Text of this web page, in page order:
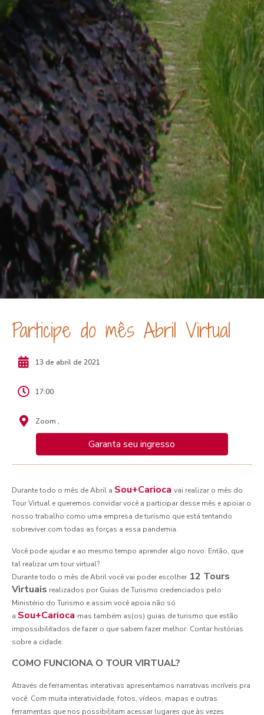
Participe do mês Abril Virtual
13 de abril de 2021
17:00
Zoom ,
Garanta seu ingresso
Durante todo o mês de Abril a Sou+Carioca vai realizar o mês do
Tour Virtual e queremos convidar você a participar desse mês e apoiar o
nosso trabalho como uma empresa de turismo que está tentando
sobreviver com todas as forças a essa pandemia.
Você pode ajudar e ao mesmo tempo aprender algo novo. Então, que
tal realizar um tour virtual?
Durante todo o mês de Abril você vai poder escolher 12 Tours
Virtuais realizados por Guias de Turismo credenciados pelo
Ministério do Turismo e assim você apoia não só
a Sou+Carioca mas também as(os) guias de turismo que estão
impossibilitados de fazer o que sabem fazer melhor: Contar histórias
sobre a cidade.
COMO FUNCIONA O TOUR VIRTUAL?
Através de ferramentas interativas apresentamos narrativas incríveis pra
você. Com muita interatividade, fotos, vídeos, mapas e outras
ferramentas que nos possibilitam acessar lugares que às vezes